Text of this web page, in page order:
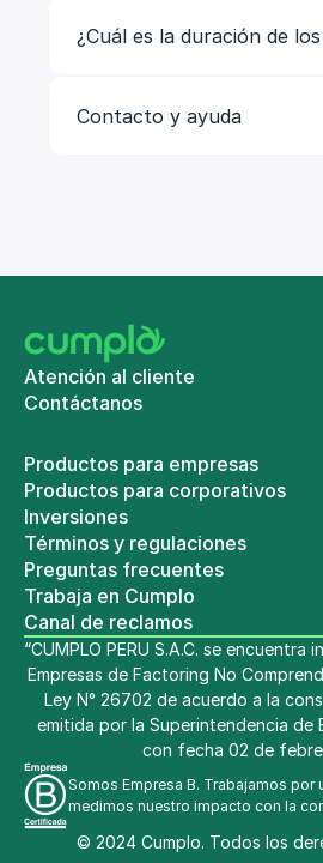
¿Cuál es la duración de
Contacto y ayuda
Atención al cliente
Contáctanos
Productos para empresas
Productos para corporativos
Inversiones
Términos y regulaciones
Preguntas frecuentes
Trabaja en Cumplo
Canal de reclamos
Somos Empresa B. Trabajamos por
medimos nuestro impacto con la
© 2024 Cumplo. Todos los
“CUMPLO PERU S.A.C. se
Empresas de Factoring No
Ley N° 26702 de acuerdo a la
emitida por la Superintendencia de
con fecha 02 de